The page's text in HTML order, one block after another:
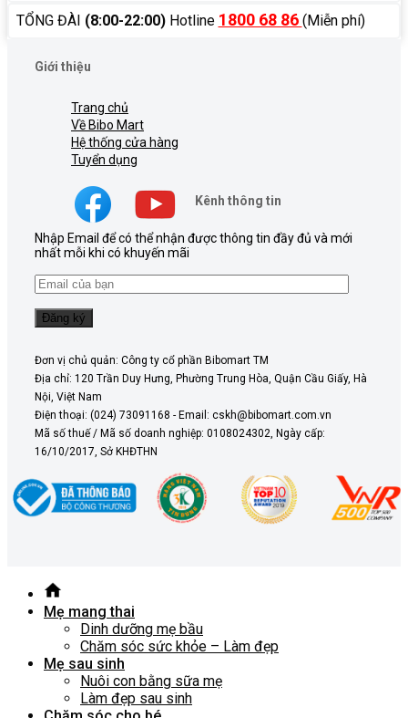
TỔNG ĐÀI (8:00-22:00)Hotline 1800 68 86 (Miễn phí)
Giới thiệu
Trang chủ
Về Bibo Mart
Hệ thống cửa hàng
Tuyển dụng
Kênh thông tin
Nhập Email để có thể nhận được thông tin đầy đủ và mới
nhất mỗi khi có khuyến mãi
Đơn vị chủ quản: Công ty cổ phần Bibomart TM
Địa chỉ: 120 Trần Duy Hưng, Phường Trung Hòa, Quận Cầu Giấy, Hà
Nội, Việt Nam
Điện thoại: (024) 73091168 - Email: cskh@bibomart.com.vn
Mã số thuế / Mã số doanh nghiệp: 0108024302, Ngày cấp:
16/10/2017, Sở KHĐTHN
Mẹ mang thai
Dinh dưỡng mẹ bầu
Chăm sóc sức khỏe – Làm đẹp
Mẹ sau sinh
Nuôi con bằng sữa mẹ
Làm đẹp sau sinh